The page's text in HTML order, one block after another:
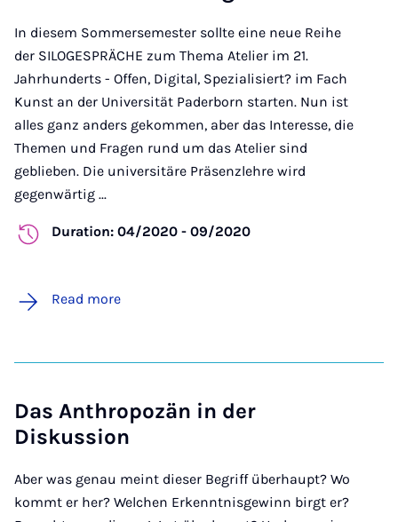
In diesem Sommersemester sollte eine neue Reihe
der SILOGESPRÄCHE zum Thema Atelier im 21.
Jahrhunderts - Offen, Digital, Spezialisiert? im Fach
Kunst an der Universität Paderborn starten. Nun ist
alles ganz anders gekommen, aber das Interesse, die
Themen und Fragen rund um das Atelier sind
geblieben. Die universitäre Präsenzlehre wird
gegenwärtig ...
Duration: 04/2020 - 09/2020
Read more
Das Anthropozän in der
Diskussion
Aber was genau meint dieser Begriff überhaupt? Wo
kommt er her? Welchen Erkenntnisgewinn birgt er?